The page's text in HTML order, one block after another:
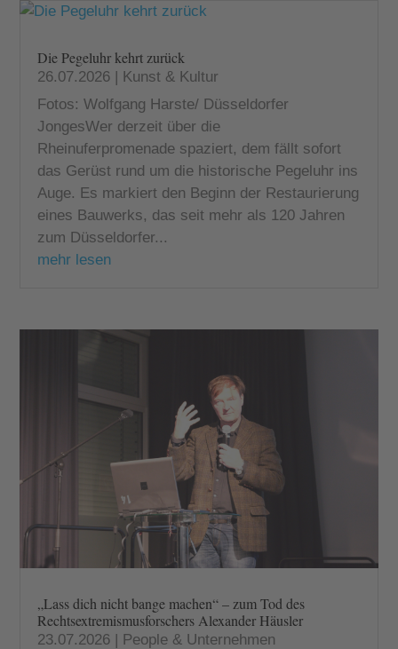
Die Pegeluhr kehrt zurück
26.07.2026 | Kunst & Kultur
Fotos: Wolfgang Harste/ Düsseldorfer
JongesWer derzeit über die
Rheinuferpromenade spaziert, dem fällt sofort
das Gerüst rund um die historische Pegeluhr ins
Auge. Es markiert den Beginn der Restaurierung
eines Bauwerks, das seit mehr als 120 Jahren
zum Düsseldorfer...
mehr lesen
„Lass dich nicht bange machen“ – zum Tod des
Rechtsextremismusforschers Alexander Häusler
23.07.2026 | People & Unternehmen